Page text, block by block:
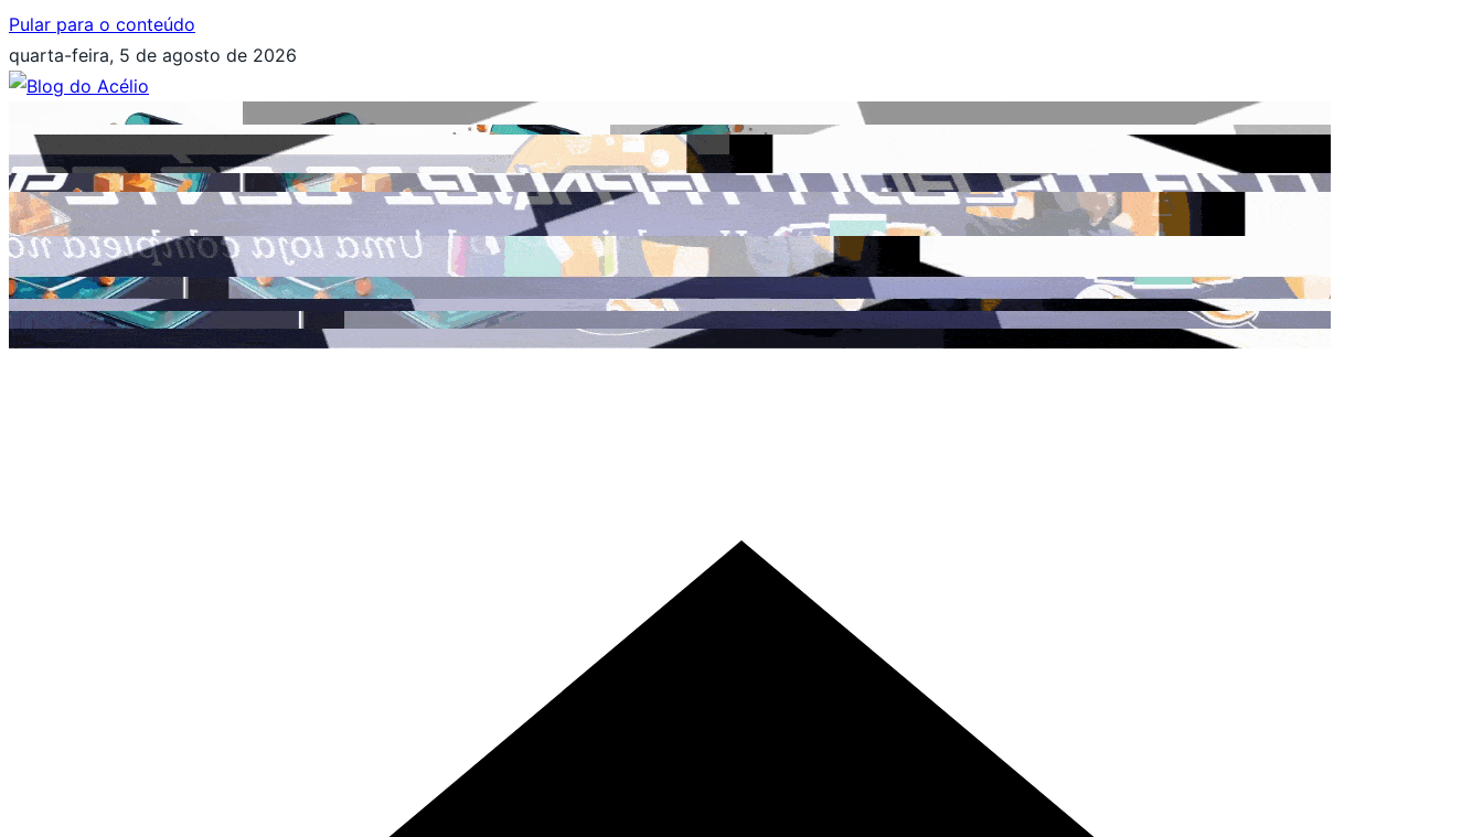
Pular para o conteúdo
quarta-feira, 5 de agosto de 2026